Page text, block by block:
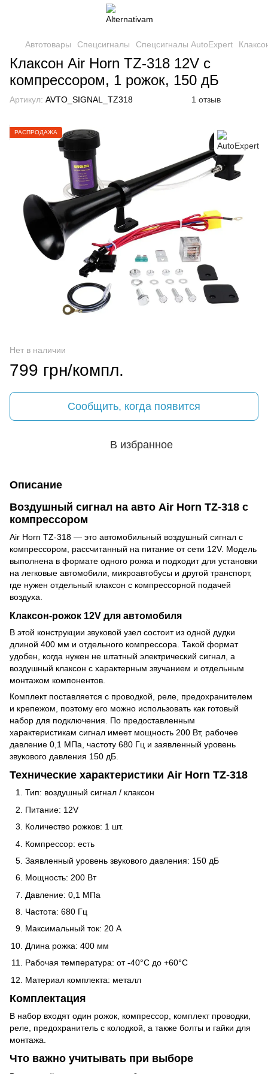
Автотовары Спецсигналы Спецсигналы AutoExpert
Клаксон Air Horn TZ-318 12V с
компрессором, 1 рожок, 150 дБ
Артикул: AVTO_SIGNAL_TZ318 1 отзыв
РАСПРОДАЖА
Нет в наличии
799 грн/компл.
Сообщить, когда появится
В избранное
Описание
Воздушный сигнал на авто Air Horn TZ-318 с
компрессором
Air Horn TZ-318 — это автомобильный воздушный сигнал с
компрессором, рассчитанный на питание от сети 12V. Модель
выполнена в формате одного рожка и подходит для установки
на легковые автомобили, микроавтобусы и другой транспорт,
где нужен отдельный клаксон с компрессорной подачей
воздуха.
Клаксон-рожок 12V для автомобиля
В этой конструкции звуковой узел состоит из одной дудки
длиной 400 мм и отдельного компрессора. Такой формат
удобен, когда нужен не штатный электрический сигнал, а
воздушный клаксон с характерным звучанием и отдельным
монтажом компонентов.
Комплект поставляется с проводкой, реле, предохранителем
и крепежом, поэтому его можно использовать как готовый
набор для подключения. По предоставленным
характеристикам сигнал имеет мощность 200 Вт, рабочее
давление 0,1 МПа, частоту 680 Гц и заявленный уровень
звукового давления 150 дБ.
Технические характеристики Air Horn TZ-318
Тип: воздушный сигнал / клаксон
Питание: 12V
Количество рожков: 1 шт.
Компрессор: есть
Заявленный уровень звукового давления: 150 дБ
Мощность: 200 Вт
Давление: 0,1 МПа
Частота: 680 Гц
Максимальный ток: 20 А
Длина рожка: 400 мм
Рабочая температура: от -40°C до +60°C
Материал комплекта: металл
Комплектация
В набор входят один рожок, компрессор, комплект проводки,
реле, предохранитель с колодкой, а также болты и гайки для
монтажа.
Что важно учитывать при выборе